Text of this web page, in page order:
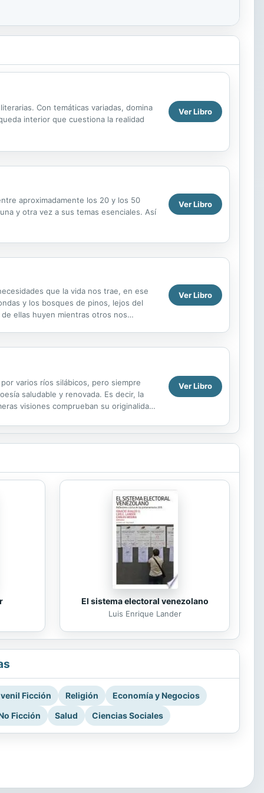
Con temáticas variadas, domina
interior que cuestiona la realidad
Ver Libro
aproximadamente los 20 y los 50
y otra vez a sus temas esenciales. Así
Ver Libro
que la vida nos trae, en ese
y los bosques de pinos, lejos del
ellas huyen mientras otros nos
Ver Libro
varios ríos silábicos, pero siempre
saludable y renovada. Es decir, la
visiones comprueban su originalidad:
Ver Libro
El sistema electoral venezolano
Luis Enrique Lander
Ficción Religión
Economía y Negocios
Ficción
Salud Ciencias Sociales